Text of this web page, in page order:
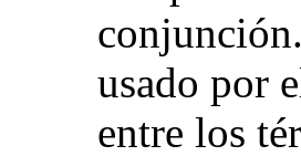
usado por
entre los